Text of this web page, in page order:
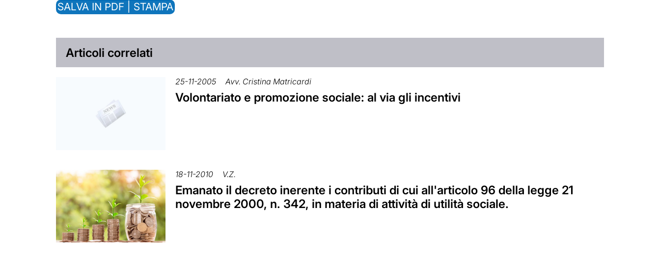
SALVA IN PDF | STAMPA
Articoli correlati
25-11-2005 Avv. Cristina Matricardi
Volontariato e promozione sociale: al via gli incentivi
18-11-2010 V.Z.
Emanato il decreto inerente i contributi di cui all'articolo 96 della legge 21
novembre 2000, n. 342, in materia di attività di utilità sociale.